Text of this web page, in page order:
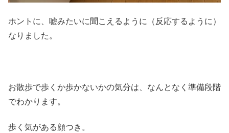
ホントに、嘘みたいに聞こえるように（反応するように）
なりました。
お散歩で歩くか歩かないかの気分は、なんとなく準備段階
でわかります。
歩く気がある顔つき。